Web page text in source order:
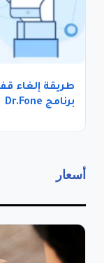
طريقة إلغاء
برنامج Dr.Fone
أسعار